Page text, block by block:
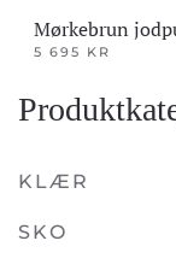
Mørkebrun
5 695 KR
produktet
flere
Alternativene
KLÆR
SKO